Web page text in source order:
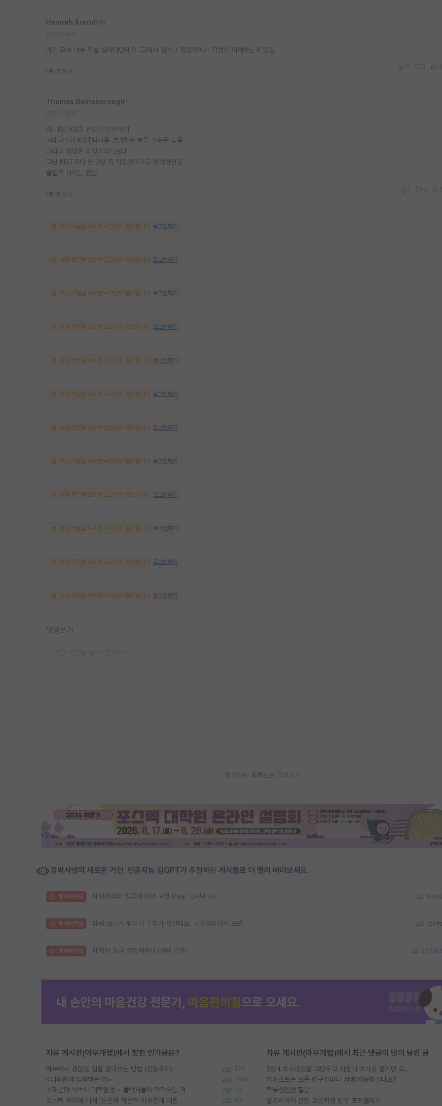
Hannah Arendt
거기 교수 내부 파벌 심하다던데요. 그래서 심사나 행정쪽에서 학생이 피해보는게 있음
대댓글 쓰기
Thomas Gainsborough
아~ KU-KIST 전임을 말한것임
고대교수나 KIST박사중 겸임하는 분들 수준은 높음
그리고 학생은 학생이라기보다
그냥 KIST촉탁 연구원 즉 직장인이라고 생각하면됨
졸업후 차이는 없음
대댓글 쓰기
해당 댓글을 보려면 로그인이 필요합니다. 로그인하기
해당 댓글을 보려면 로그인이 필요합니다. 로그인하기
해당 댓글을 보려면 로그인이 필요합니다. 로그인하기
해당 댓글을 보려면 로그인이 필요합니다. 로그인하기
해당 댓글을 보려면 로그인이 필요합니다. 로그인하기
해당 댓글을 보려면 로그인이 필요합니다. 로그인하기
해당 댓글을 보려면 로그인이 필요합니다. 로그인하기
해당 댓글을 보려면 로그인이 필요합니다. 로그인하기
해당 댓글을 보려면 로그인이 필요합니다. 로그인하기
해당 댓글을 보려면 로그인이 필요합니다. 로그인하기
해당 댓글을 보려면 로그인이 필요합니다. 로그인하기
해당 댓글을 보려면 로그인이 필요합니다. 로그인하기
댓글쓰기
게시판 목록으로 돌아가기
김박사넷의 새로운 거인, 인공지능 김GPT가 추천하는 게시물로 더 멀리 바라보세요.
명예의전당 대학원생의 월급에 대한 고찰 (feat 스탠박사) 164
명예의전당 대략 보니까 워라밸 주제가 핫한데요. 교수입장에서 보면, 124
명예의전당 대학원 월급 정리해준다 (공대 기준) 275
자유 게시판(아무개랩)에서 핫한 인기글은?
외부에서 괜찮은 랩을 알아보는 방법 (장문주의) 274
<대학원에 입학하는 법> 1388
소재분야 석박사 대학원생 + 물박사들이 착각하는 거 72
포스텍 억까에 대해 (동문의 학문적 아웃풋에 대한 반박) 50
자유 게시판(아무개랩)에서 최근 댓글이 많이 달린 글
SSH 박사과정을 그만두고 지방대 박사로 옮기면 교수의 꿈은 끝일까요?
카이스트는 모든 연구실마다 서버 제공해주나요?
학부신입생 질문
알츠하이머 관련 고등학생 탐구 포트폴리오